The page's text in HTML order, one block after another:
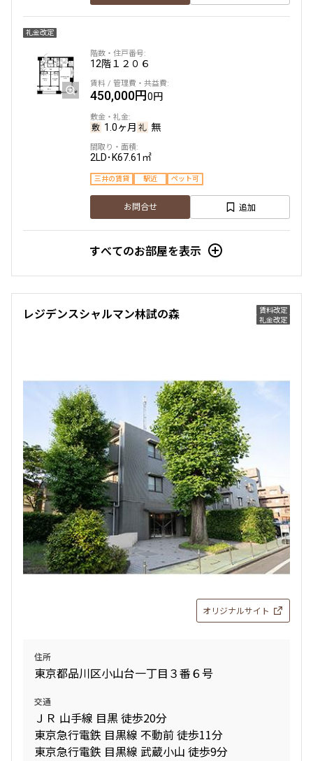
礼金改定
12階１２０６
450,000円0円
1.0ヶ月 無
2LD･K67.61㎡
三井の賃貸 駅近 ペット可
お問合せ 追加
すべてのお部屋を表示
賃料改定
礼金改定
レジデンスシャルマン林試の森
オリジナルサイト
住所
東京都品川区小山台一丁目３番６号
交通
ＪＲ 山手線 目黒 徒歩20分
東京急行電鉄 目黒線 不動前 徒歩11分
東京急行電鉄 目黒線 武蔵小山 徒歩9分